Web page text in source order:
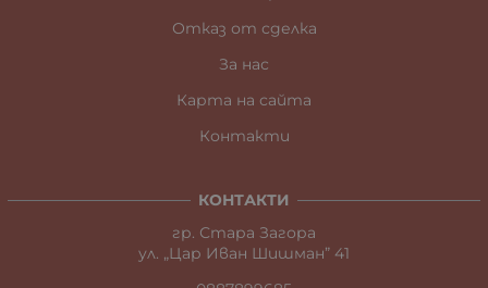
Отказ от сделка
За нас
Карта на сайта
Контакти
КОНТАКТИ
гр. Стара Загора
ул. „Цар Иван Шишман” 41